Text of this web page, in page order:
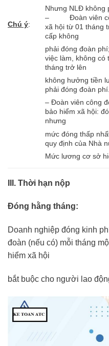
Chú ý:
Nhưng NLĐ không
– Đoàn viên
xã hội từ 01 tháng
cấp không
phải đóng đoàn
việc làm, không có
tháng trở lên
không hưởng tiền
phải đóng đoàn phí.
– Đoàn viên công
bảo hiểm xã hội:
nhưng
mức đóng thấp
quy định của Nhà
Mức lương cơ sở
III. Thời hạn nộp
Đóng hằng tháng:
Doanh nghiệp đóng kinh
đoàn (nếu có) mỗi tháng
hiểm xã hội
bắt buộc cho người lao